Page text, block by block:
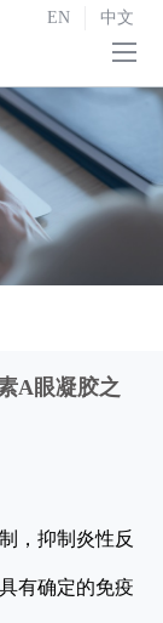
EN 中文


A眼凝胶之
，抑制炎性反
有确定的免疫